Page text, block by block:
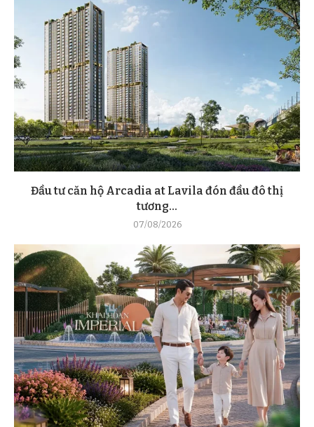
Đầu tư căn hộ Arcadia at Lavila đón đầu đô thị
tương...
07/08/2026